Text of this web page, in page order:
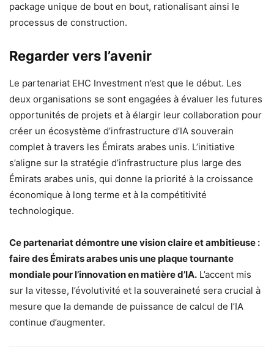
package unique de bout en bout, rationalisant ainsi le
processus de construction.
Regarder vers l’avenir
Le partenariat EHC Investment n’est que le début. Les
deux organisations se sont engagées à évaluer les futures
opportunités de projets et à élargir leur collaboration pour
créer un écosystème d’infrastructure d’IA souverain
complet à travers les Émirats arabes unis. L’initiative
s’aligne sur la stratégie d’infrastructure plus large des
Émirats arabes unis, qui donne la priorité à la croissance
économique à long terme et à la compétitivité
technologique.
Ce partenariat démontre une vision claire et ambitieuse :
faire des Émirats arabes unis une plaque tournante
mondiale pour l’innovation en matière d’IA. L’accent mis
sur la vitesse, l’évolutivité et la souveraineté sera crucial à
mesure que la demande de puissance de calcul de l’IA
continue d’augmenter.